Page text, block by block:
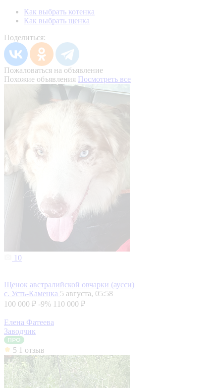
Как выбрать котенка
Как выбрать щенка
Поделиться:
Пожаловаться на объявление
Похожие объявления Посмотреть все
10
Щенок австралийской овчарки (аусси)
с. Усть-Каменка 5 августа, 05:58
100 000 ₽ -9% 110 000 ₽
Елена Фатеева
Заводчик
5 1 отзыв